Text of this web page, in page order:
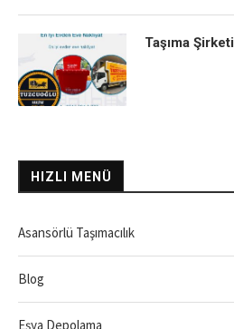
Taşıma Şirketi
HIZLI MENÜ
Asansörlü Taşımacılık
Blog
Eşya Depolama